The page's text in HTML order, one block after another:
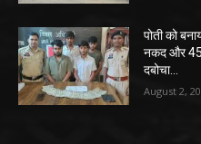
पोती को
नकद और
दबोचा…
August 2,